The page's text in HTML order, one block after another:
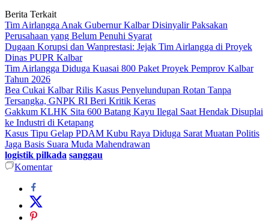
Berita Terkait
Tim Airlangga Anak Gubernur Kalbar Disinyalir Paksakan
Perusahaan yang Belum Penuhi Syarat
Dugaan Korupsi dan Wanprestasi: Jejak Tim Airlangga di Proyek
Dinas PUPR Kalbar
Tim Airlangga Diduga Kuasai 800 Paket Proyek Pemprov Kalbar
Tahun 2026
Bea Cukai Kalbar Rilis Kasus Penyelundupan Rotan Tanpa
Tersangka, GNPK RI Beri Kritik Keras
Gakkum KLHK Sita 600 Batang Kayu Ilegal Saat Hendak Disuplai
ke Industri di Ketapang
Kasus Tipu Gelap PDAM Kubu Raya Diduga Sarat Muatan Politis
Jaga Basis Suara Muda Mahendrawan
logistik pilkada sanggau
Komentar